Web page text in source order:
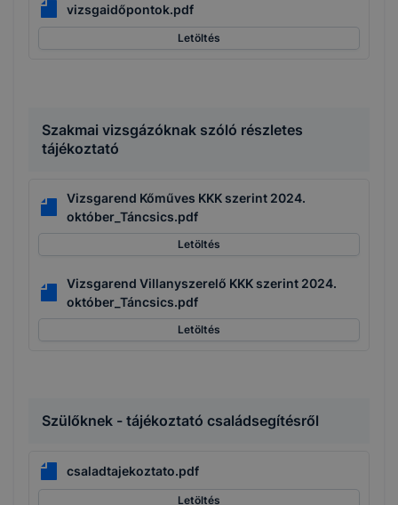
vizsgaidőpontok.pdf
Letöltés
Szakmai vizsgázóknak szóló részletes
tájékoztató
Vizsgarend Kőműves KKK szerint 2024.
október_Táncsics.pdf
Letöltés
Vizsgarend Villanyszerelő KKK szerint 2024.
október_Táncsics.pdf
Letöltés
Szülőknek - tájékoztató családsegítésről
csaladtajekoztato.pdf
Letöltés